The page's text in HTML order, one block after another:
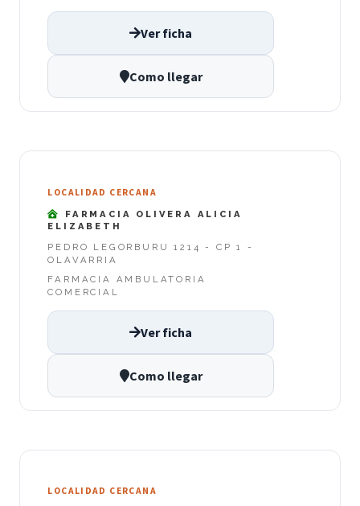
Ver ficha
Como llegar
LOCALIDAD CERCANA
FARMACIA OLIVERA ALICIA
ELIZABETH
PEDRO LEGORBURU 1214 - CP 1 -
OLAVARRIA
FARMACIA AMBULATORIA
COMERCIAL
Ver ficha
Como llegar
LOCALIDAD CERCANA